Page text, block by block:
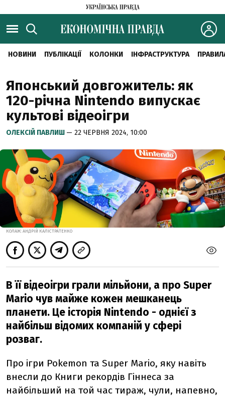
НОВИНИ ПУБЛІКАЦІЇ КОЛОНКИ ІНФРАСТРУКТУРА
Японський довгожитель: як
120-річна Nintendo випускає
культові відеоігри
ОЛЕКСІЙ ПАВЛИШ — 22 ЧЕРВНЯ 2024, 10:00
КОЛАЖ: АНДРІЙ КАЛІСТРАТЕНКО
В її відеоігри грали мільйони, а про Super
Mario чув майже кожен мешканець
планети. Це історія Nintendo - однієї з
найбільш відомих компаній у сфері
розваг.
Про ігри Pokemon та Super Mario, яку навіть
внесли до Книги рекордів Гіннеса за
найбільший на той час тираж, чули, напевно,